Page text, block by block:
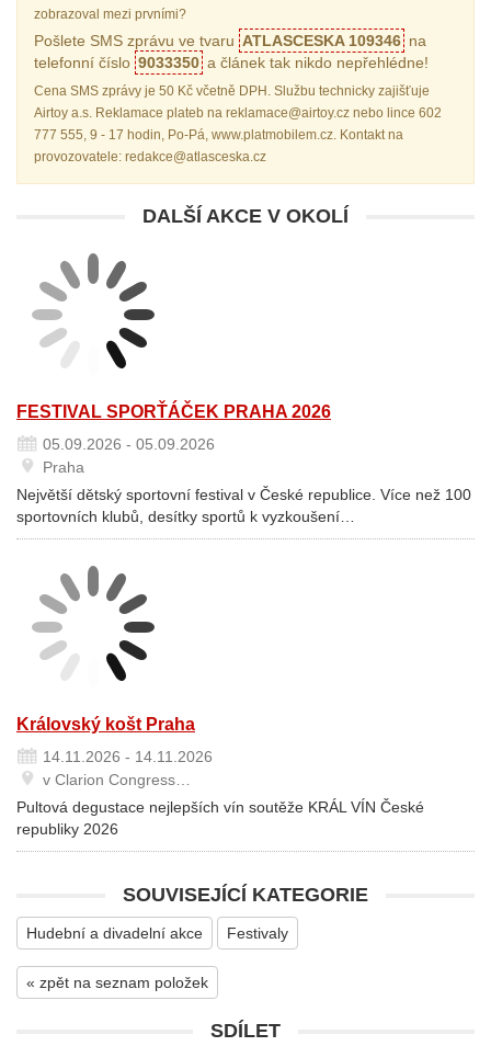
zobrazoval mezi prvními?
Pošlete SMS zprávu ve tvaru ATLASCESKA 109346 na
telefonní číslo 9033350 a článek tak nikdo nepřehlédne!
Cena SMS zprávy je 50 Kč včetně DPH. Službu technicky zajišťuje
Airtoy a.s. Reklamace plateb na reklamace@airtoy.cz nebo lince 602
777 555, 9 - 17 hodin, Po-Pá, www.platmobilem.cz. Kontakt na
provozovatele: redakce@atlasceska.cz
DALŠÍ AKCE V OKOLÍ
FESTIVAL SPORŤÁČEK PRAHA 2026
05.09.2026 - 05.09.2026
Praha
Největší dětský sportovní festival v České republice. Více než 100
sportovních klubů, desítky sportů k vyzkoušení…
Královský košt Praha
14.11.2026 - 14.11.2026
v Clarion Congress…
Pultová degustace nejlepších vín soutěže KRÁL VÍN České
republiky 2026
SOUVISEJÍCÍ KATEGORIE
Hudební a divadelní akce Festivaly
« zpět na seznam položek
SDÍLET